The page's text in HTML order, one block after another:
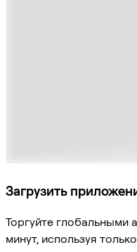
Загрузить
Торгуйте глобальными
минут, используя